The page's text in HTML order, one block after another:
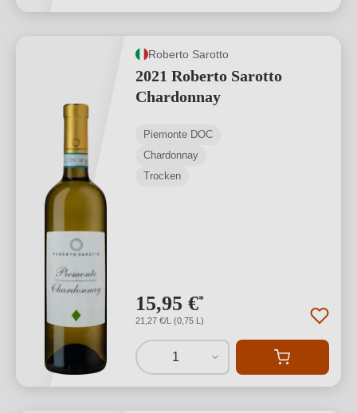
Roberto Sarotto
2021 Roberto Sarotto
Chardonnay
Piemonte DOC
Chardonnay
Trocken
15,95 €*
21,27 €/L (0,75 L)
1